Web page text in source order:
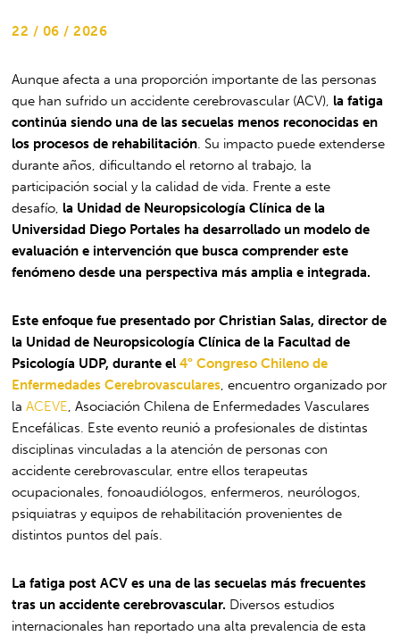
22 / 06 / 2026
Aunque afecta a una proporción importante de las personas
que han sufrido un accidente cerebrovascular (ACV), la fatiga
continúa siendo una de las secuelas menos reconocidas en
los procesos de rehabilitación . Su impacto puede extenderse
durante años, dificultando el retorno al trabajo, la
participación social y la calidad de vida. Frente a este
desafío, la Unidad de Neuropsicología Clínica de la
Universidad Diego Portales ha desarrollado un modelo de
evaluación e intervención que busca comprender este
fenómeno desde una perspectiva más amplia e integrada.
Este enfoque fue presentado por Christian Salas, director de
la Unidad de Neuropsicología Clínica de la Facultad de
Psicología UDP, durante el 4° Congreso Chileno de
Enfermedades Cerebrovasculares , encuentro organizado por
laACEVE , Asociación Chilena de Enfermedades Vasculares
Encefálicas. Este evento reunió a profesionales de distintas
disciplinas vinculadas a la atención de personas con
accidente cerebrovascular, entre ellos terapeutas
ocupacionales, fonoaudiólogos, enfermeros, neurólogos,
psiquiatras y equipos de rehabilitación provenientes de
distintos puntos del país.
La fatiga post ACV es una de las secuelas más frecuentes
tras un accidente cerebrovascular. Diversos estudios
internacionales han reportado una alta prevalencia de esta